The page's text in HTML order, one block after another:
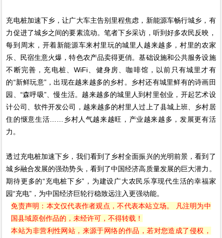
充电桩加速下乡，让广大车主告别里程焦虑，新能源车畅行城乡，有
力促进了城乡之间的要素流动。笔者下乡采访，听到好多农民反映，
每到周末，开着新能源车来村里玩的城里人越来越多，村里的农家
乐、民宿生意火爆，特色农产品卖得更俏。基础设施和公共服务设施
不断完善，充电桩、WiFi、健身房、咖啡馆，以前只有城里才有
的“新鲜玩意”，出现在越来越多的乡村。乡村还有城里鲜有的诗画田
园、“森呼吸”、慢生活。越来越多的城里人到村里创业，开起艺术设
计公司、软件开发公司，越来越多的村里人过上了县城上班、乡村居
住的惬意生活……乡村人气越来越旺，产业越来越多，发展更有活
力。
透过充电桩加速下乡，我们看到了乡村全面振兴的光明前景，看到了
城乡融合发展的强劲势头，看到了中国经济高质量发展的巨大潜力。
期待更多的“充电桩下乡”，为建设广大农民乐享现代生活的幸福家
园“充电”，为中国经济巨轮行稳致远注入更强动能。
免责声明：本文仅代表作者观点，不代表本站立场。 凡注明为中
国县域原创作品的，未经许可，不得转载！
本站为非营利性网站，来源于网络的作品，若对您造成了侵权，